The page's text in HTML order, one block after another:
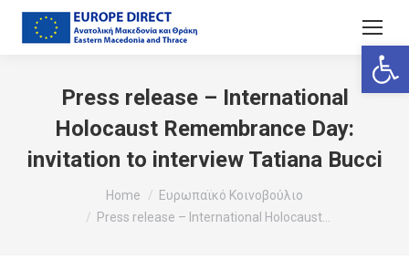
Press release – International
Holocaust Remembrance Day:
invitation to interview Tatiana Bucci
Home
Ευρωπαϊκό Κοινοβούλιο
Press release – International Holocaust…